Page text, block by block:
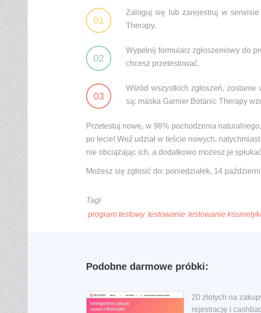
01
Zaloguj się lub zarejestruj w
Therapy.
02
Wypełnij formularz zgłoszeniowy do
chcesz przetestować.
03
Wśród wszystkich zgłoszeń,
są: maska Garnier Botanic Therapy
Przetestuj nowe, w 98% pochodzenia
po lecie! Weź udział w teście nowych,
nie obciążając ich, a dodatkowo możesz je
Możesz się zgłosić do: poniedziałek, 14
Tagi
program testowy testowanie testowanie
Podobne darmowe próbki:
20 złotych na
rejestrację i